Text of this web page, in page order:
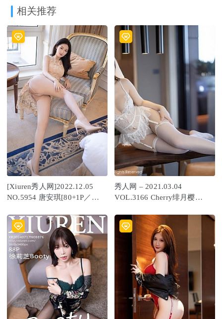
相关推荐
[Xiuren秀人网]2022.12.05
NO.5954 唐安琪[80+1P／
秀人网 – 2021.03.04
VOL.3166 Cherry绯月樱